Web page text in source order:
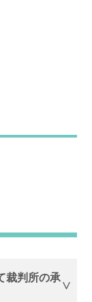
裁判所の承